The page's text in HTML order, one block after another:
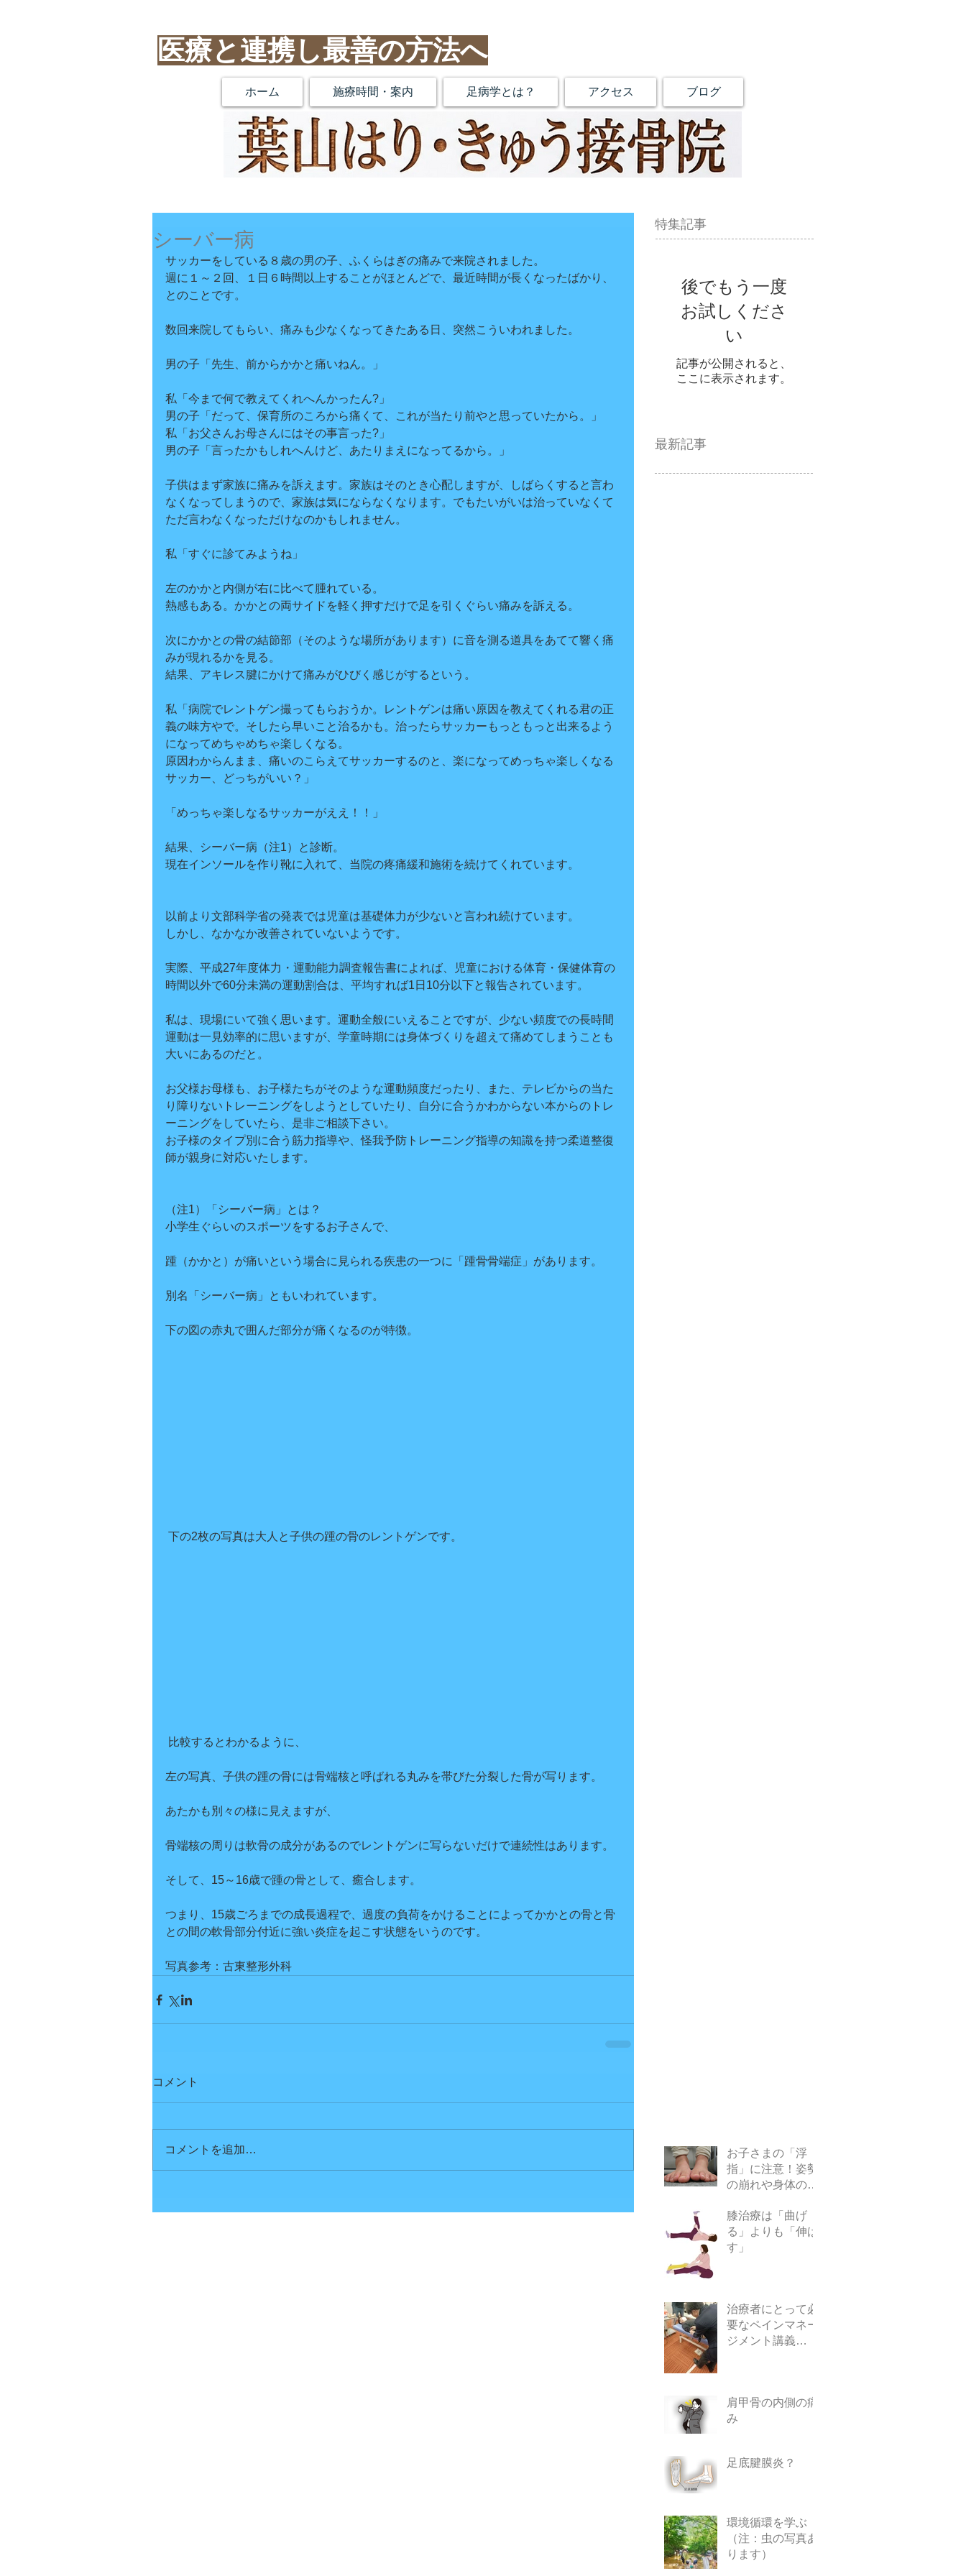
医療と連携し最善の方法へ
ホーム 施療時間・案内 足病学とは？ アクセス ブログ
シーバー病
サッカーをしている８歳の男の子、ふくらはぎの痛みで来院されました。
週に１～２回、１日６時間以上することがほとんどで、最近時間が長くなったばかり、
とのことです。
数回来院してもらい、痛みも少なくなってきたある日、突然こういわれました。
男の子「先生、前からかかと痛いねん。」
私「今まで何で教えてくれへんかったん?」
男の子「だって、保育所のころから痛くて、これが当たり前やと思っていたから。」
私「お父さんお母さんにはその事言った?」
男の子「言ったかもしれへんけど、あたりまえになってるから。」
子供はまず家族に痛みを訴えます。家族はそのとき心配しますが、しばらくすると言わ
なくなってしまうので、家族は気にならなくなります。でもたいがいは治っていなくて
ただ言わなくなっただけなのかもしれません。
私「すぐに診てみようね」
左のかかと内側が右に比べて腫れている。
熱感もある。かかとの両サイドを軽く押すだけで足を引くぐらい痛みを訴える。
次にかかとの骨の結節部（そのような場所があります）に音を測る道具をあてて響く痛
みが現れるかを見る。
結果、アキレス腱にかけて痛みがひびく感じがするという。
私「病院でレントゲン撮ってもらおうか。レントゲンは痛い原因を教えてくれる君の正
義の味方やで。そしたら早いこと治るかも。治ったらサッカーもっともっと出来るよう
になってめちゃめちゃ楽しくなる。
原因わからんまま、痛いのこらえてサッカーするのと、楽になってめっちゃ楽しくなる
サッカー、どっちがいい？」
「めっちゃ楽しなるサッカーがええ！！」
結果、シーバー病（注1）と診断。
現在インソールを作り靴に入れて、当院の疼痛緩和施術を続けてくれています。
以前より文部科学省の発表では児童は基礎体力が少ないと言われ続けています。
しかし、なかなか改善されていないようです。
実際、平成27年度体力・運動能力調査報告書によれば、児童における体育・保健体育の
時間以外で60分未満の運動割合は、平均すれば1日10分以下と報告されています。
私は、現場にいて強く思います。運動全般にいえることですが、少ない頻度での長時間
運動は一見効率的に思いますが、学童時期には身体づくりを超えて痛めてしまうことも
大いにあるのだと。
お父様お母様も、お子様たちがそのような運動頻度だったり、また、テレビからの当た
り障りないトレーニングをしようとしていたり、自分に合うかわからない本からのトレ
ーニングをしていたら、是非ご相談下さい。
お子様のタイプ別に合う筋力指導や、怪我予防トレーニング指導の知識を持つ柔道整復
師が親身に対応いたします。
（注1）「シーバー病」とは？
小学生ぐらいのスポーツをするお子さんで、
踵（かかと）が痛いという場合に見られる疾患の一つに「踵骨骨端症」があります。
別名「シーバー病」ともいわれています。
下の図の赤丸で囲んだ部分が痛くなるのが特徴。
下の2枚の写真は大人と子供の踵の骨のレントゲンです。
比較するとわかるように、
左の写真、子供の踵の骨には骨端核と呼ばれる丸みを帯びた分裂した骨が写ります。
あたかも別々の様に見えますが、
骨端核の周りは軟骨の成分があるのでレントゲンに写らないだけで連続性はあります。
そして、15～16歳で踵の骨として、癒合します。
つまり、15歳ごろまでの成長過程で、過度の負荷をかけることによってかかとの骨と骨
との間の軟骨部分付近に強い炎症を起こす状態をいうのです。
写真参考：古東整形外科
コメント
コメントを追加…
特集記事
後でもう一度
お試しくださ
い
記事が公開されると、
ここに表示されます。
最新記事
お子さまの「浮
指」に注意！姿勢
の崩れや身体の不
とは？
膝治療は「曲げ
る」よりも「伸ば
す」
治療者にとって必
要なペインマネー
ジメント講義
肩甲骨の内側の痛
み
足底腱膜炎？
環境循環を学ぶ
（注：虫の写真あ
ります）